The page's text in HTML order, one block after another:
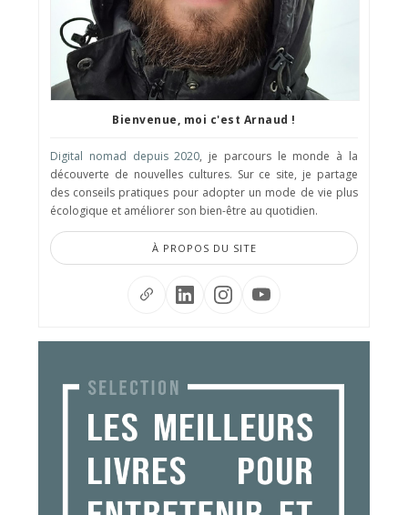
Bienvenue, moi c'est Arnaud !
Digital nomad depuis 2020, je parcours le monde à la
découverte de nouvelles cultures. Sur ce site, je partage
des conseils pratiques pour adopter un mode de vie plus
écologique et améliorer son bien-être au quotidien.
À PROPOS DU SITE